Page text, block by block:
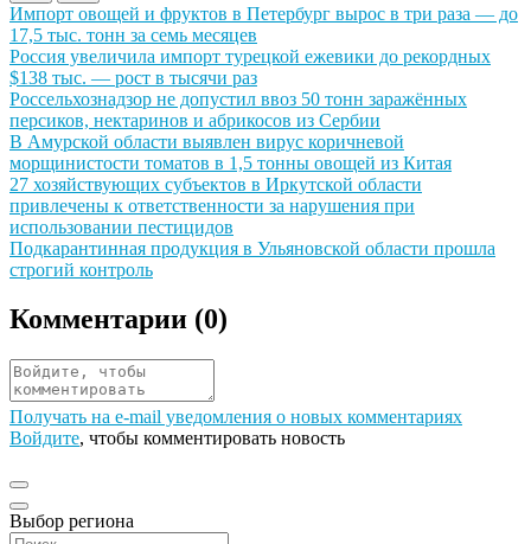
Иллюстрация новости
Импорт овощей и фруктов в Петербург вырос в три раза — до
17,5 тыс. тонн за семь месяцев
Иллюстрация новости
Россия увеличила импорт турецкой ежевики до рекордных
$138 тыс. — рост в тысячи раз
Иллюстрация новости
Россельхознадзор не допустил ввоз 50 тонн заражённых
персиков, нектаринов и абрикосов из Сербии
Иллюстрация новости
В Амурской области выявлен вирус коричневой
морщинистости томатов в 1,5 тонны овощей из Китая
Иллюстрация новости
27 хозяйствующих субъектов в Иркутской области
привлечены к ответственности за нарушения при
использовании пестицидов
Иллюстрация новости
Подкарантинная продукция в Ульяновской области прошла
строгий контроль
Комментарии (0)
Получать на e‑mail уведомления о новых комментариях
Войдите, чтобы комментировать новость
Выбор региона